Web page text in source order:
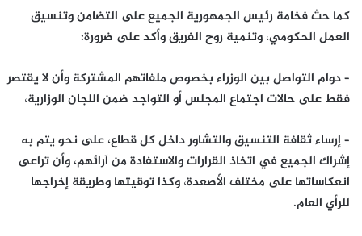
كما حث فخامة رئيس الجمهورية الجميع على التضامن وتنسيق
العمل الحكومي، وتنمية روح الفريق وأكد على ضرورة:
– دوام التواصل بين الوزراء بخصوص ملفاتهم المشتركة وأن لا يقتصر
فقط على حالات اجتماع المجلس أو التواجد ضمن اللجان الوزارية،
– إرساء ثقافة التنسيق والتشاور داخل كل قطاع، على نحو يتم به
إشراك الجميع في اتخاذ القرارات والاستفادة من آرائهم، وأن تراعى
انعكاساتها على مختلف الأصعدة، وكذا توقيتها وطريقة إخراجها
للرأي العام.